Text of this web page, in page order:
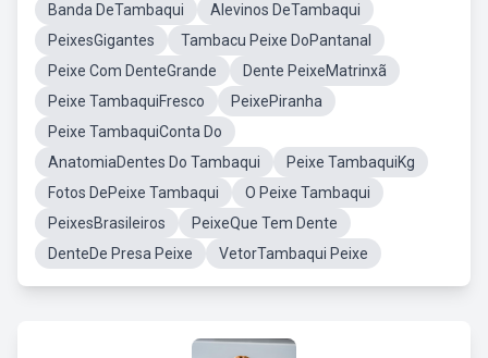
Banda DeTambaqui
Alevinos DeTambaqui
PeixesGigantes
Tambacu Peixe DoPantanal
Peixe Com DenteGrande
Dente PeixeMatrinxã
Peixe TambaquiFresco
PeixePiranha
Peixe TambaquiConta Do
AnatomiaDentes Do Tambaqui
Peixe TambaquiKg
Fotos DePeixe Tambaqui
O Peixe Tambaqui
PeixesBrasileiros
PeixeQue Tem Dente
DenteDe Presa Peixe
VetorTambaqui Peixe